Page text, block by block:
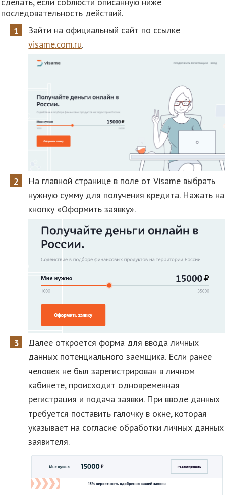
последовательность действий.
Зайти на официальный сайт по ссылке
visame.com.ru.
На главной странице в поле от Visame выбрать
нужную сумму для получения кредита. Нажать на
кнопку «Оформить заявку».
Далее откроется форма для ввода личных
данных потенциального заемщика. Если ранее
человек не был зарегистрирован в личном
кабинете, происходит одновременная
регистрация и подача заявки. При вводе данных
требуется поставить галочку в окне, которая
указывает на согласие обработки личных данных
заявителя.